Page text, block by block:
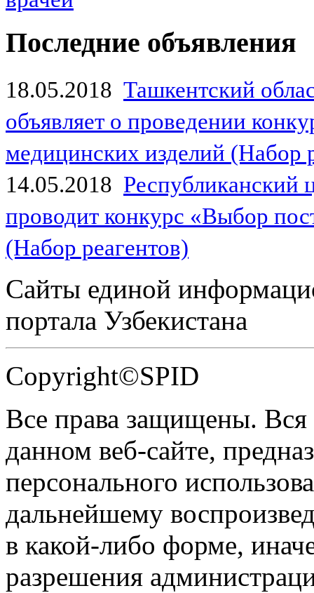
Последние объявления
18.05.2018 Ташкентский
объявляет о проведении
медицинских изделий (Набор
14.05.2018
проводит конкурс «Выбор
(Набор реагентов)
Сайты единой
портала Узбекистана
Copyright©SPID
Все права защищены.
данном веб-сайте,
персонального
дальнейшему
в какой-либо форме,
разрешения